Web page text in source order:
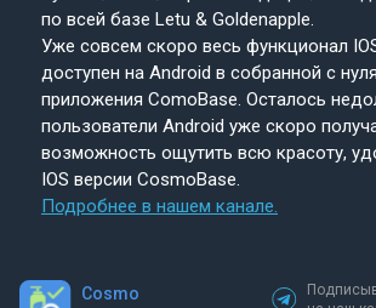
по всей базе Letu & Goldenapple.
Уже совсем скоро весь функционал
доступен на Android в собранной с
приложения ComoBase. Осталось
пользователи Android уже скоро
возможность ощутить всю красоту,
IOS версии CosmoBase.
Подробнее в нашем канале.
Cosmo